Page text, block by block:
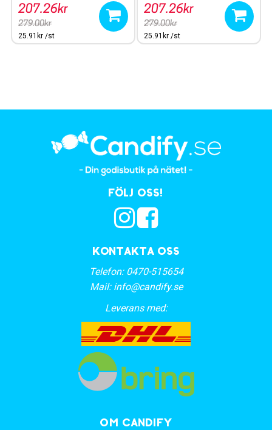
207.26kr
279.00kr
25.91kr /st
207.26kr
279.00kr
25.91kr /st
Kontakta oss
Telefon: 0470-515654
Mail: info@candify.se
Leverans med:
Följ oss!
OM CANDIFY